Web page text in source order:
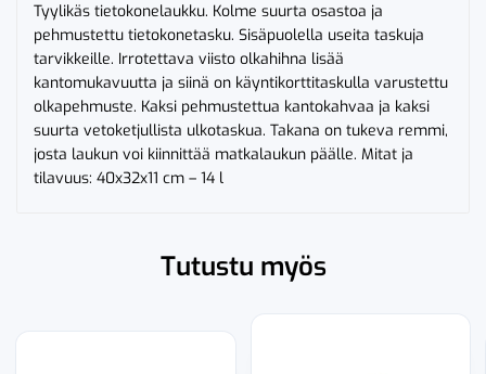
Tyylikäs tietokonelaukku. Kolme suurta osastoa ja
pehmustettu tietokonetasku. Sisäpuolella useita taskuja
tarvikkeille. Irrotettava viisto olkahihna lisää
kantomukavuutta ja siinä on käyntikorttitaskulla varustettu
olkapehmuste. Kaksi pehmustettua kantokahvaa ja kaksi
suurta vetoketjullista ulkotaskua. Takana on tukeva remmi,
josta laukun voi kiinnittää matkalaukun päälle. Mitat ja
tilavuus: 40x32x11 cm – 14 l
Tutustu myös